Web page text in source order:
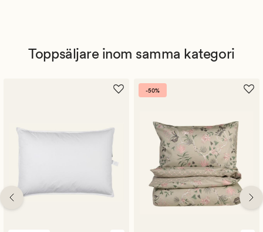
Toppsäljare inom samma kategori
-50%